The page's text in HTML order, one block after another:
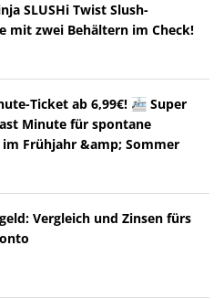
SLUSHi Twist Slush-
mit zwei Behältern im Check!
Ticket ab 6,99€! 🚈 Super
Minute für spontane
im Frühjahr &amp; Sommer
Vergleich und Zinsen fürs